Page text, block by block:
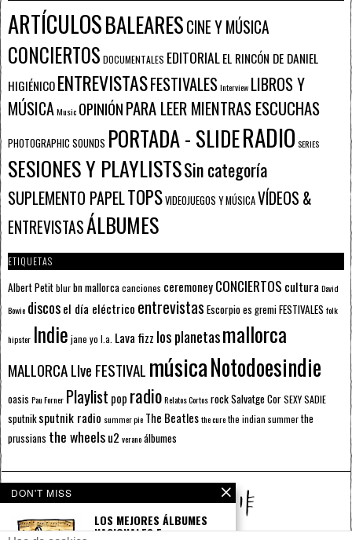
ARTÍCULOSBALEARESCINE Y MÚSICA
CONCIERTOS DOCUMENTALES EDITORIALEL RINCÓN DE DANIEL
HIGIÉNICOENTREVISTASFESTIVALESInterview LIBROS Y
MÚSICAMusic OPINIÓNPARA LEER MIENTRAS ESCUCHAS
PHOTOGRAPHIC SOUNDS PORTADA - SLIDERADIO SERIES
SESIONES Y PLAYLISTSSin categoría
SUPLEMENTO PAPELTOPSVIDEOJUEGOS Y MÚSICAVÍDEOS &
ENTREVISTASÁLBUMES
ETIQUETAS
Albert Petitblurbn mallorcacanciones ceremoneyCONCIERTOS cultura David
Bowie discosel día eléctrico entrevistas Escorpioes gremiFESTIVALES folk
hipster Indie jane yo l.a. Lava fizz los planetasmallorca
MALLORCA LIve FESTIVAL músicaNotodoesindie
oasis Pau Forner Playlist pop radioRelatos CortosrockSalvatge CorSEXY SADIE
sputnik sputnik radio summer pie The Beatlesthe curethe indian summerthe
prussians the wheelsu2 veranoálbumes
DON'T MISS
LOS MEJORES ÁLBUMES
NACIONALES E